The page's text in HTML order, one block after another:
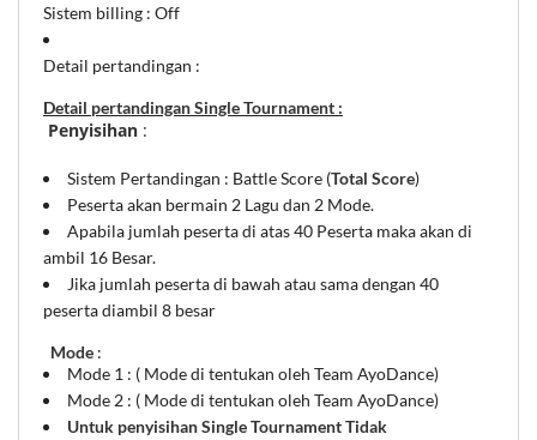
Sistem billing : Off
Detail pertandingan :
Detail pertandingan Single Tournament :
Penyisihan :
Sistem Pertandingan : Battle Score (Total Score)
Peserta akan bermain 2 Lagu dan 2 Mode.
Apabila jumlah peserta di atas 40 Peserta maka akan di
ambil 16 Besar.
Jika jumlah peserta di bawah atau sama dengan 40
peserta diambil 8 besar
Mode :
Mode 1 : ( Mode di tentukan oleh Team AyoDance)
Mode 2 : ( Mode di tentukan oleh Team AyoDance)
Untuk penyisihan Single Tournament Tidak